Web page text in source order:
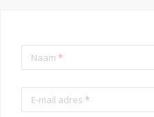
Naam *
E-mail adres *